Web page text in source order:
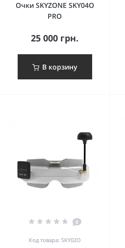
Очки SKYZONE SKY04O
PRO
25 000 грн.
В корзину
0
Код товара: SKY02O